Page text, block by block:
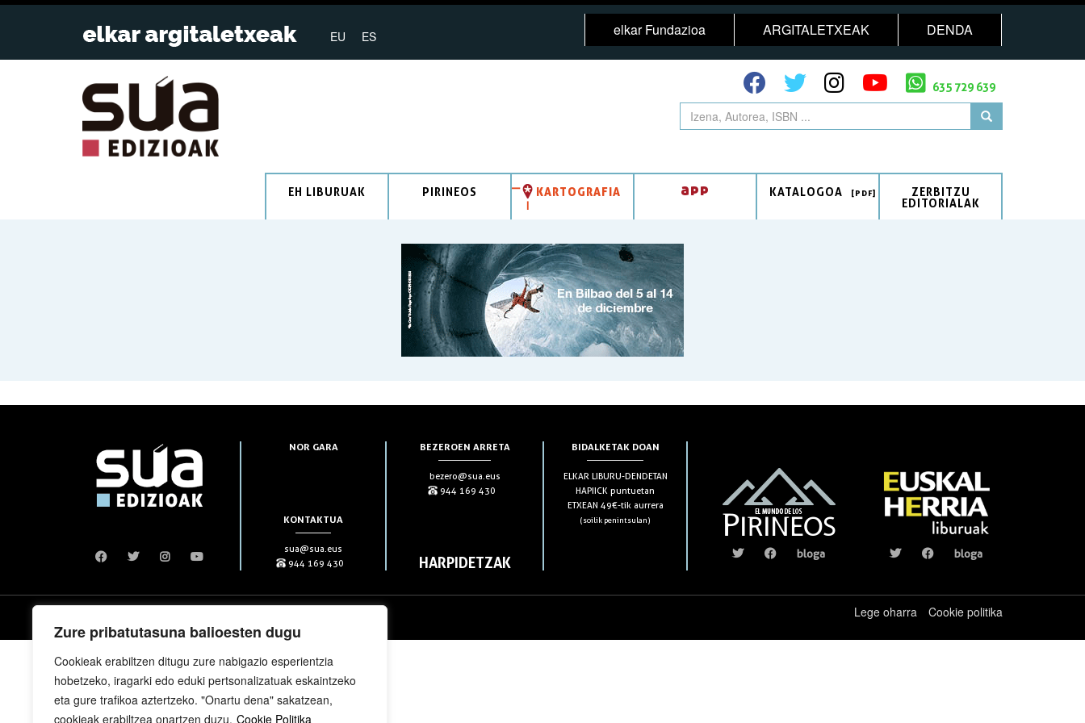
Zure pribatutasuna balioesten dugu
Cookieak erabiltzen ditugu zure nabigazio esperientzia
hobetzeko, iragarki edo eduki pertsonalizatuak eskaintzeko
eta gure trafikoa aztertzeko. "Onartu dena" sakatzean,
cookieak erabiltzea onartzen duzu. Cookie Politika
EU ES elkar Fundazioa ARGITALETXEAK DENDA
635 729 639
EH LIBURUAK PIRINEOS KARTOGRAFIA app KATALOGOA
ZERBITZU
EDITORIALAK
NOR GARA
KONTAKTUA
sua@sua.eus
944 169 430
BEZEROEN ARRETA
bezero@sua.eus
944 169 430
HARPIDETZAK
BIDALKETAK DOAN
ELKAR LIBURU-DENDETAN
HAPIICK puntuetan
ETXEAN 49€-tik aurrera
(soilik penintsulan)
bloga bloga
Lege oharra Cookie politika